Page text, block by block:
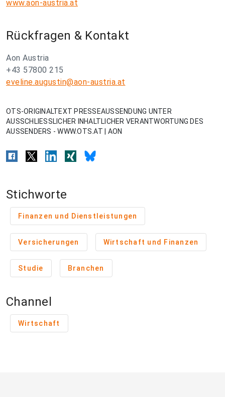
www.aon-austria.at
Rückfragen & Kontakt
Aon Austria
+43 57800 215
eveline.augustin@aon-austria.at
OTS-ORIGINALTEXT PRESSEAUSSENDUNG UNTER
AUSSCHLIESSLICHER INHALTLICHER VERANTWORTUNG DES
AUSSENDERS - WWW.OTS.AT | AON
Stichworte
Finanzen und Dienstleistungen
Versicherungen Wirtschaft und Finanzen
Studie Branchen
Channel
Wirtschaft